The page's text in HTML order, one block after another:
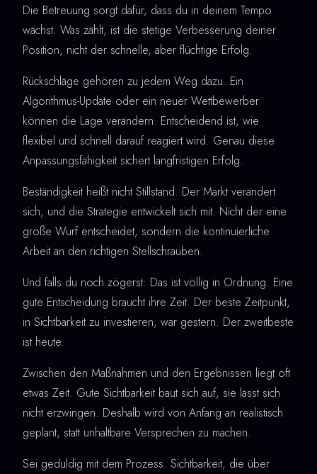
Die Betreuung sorgt dafür, dass du in deinem Tempo
wächst. Was zählt, ist die stetige Verbesserung deiner
Position, nicht der schnelle, aber flüchtige Erfolg.
Rückschläge gehören zu jedem Weg dazu. Ein
Algorithmus-Update oder ein neuer Wettbewerber
können die Lage verändern. Entscheidend ist, wie
flexibel und schnell darauf reagiert wird. Genau diese
Anpassungsfähigkeit sichert langfristigen Erfolg.
Beständigkeit heißt nicht Stillstand. Der Markt verändert
sich, und die Strategie entwickelt sich mit. Nicht der eine
große Wurf entscheidet, sondern die kontinuierliche
Arbeit an den richtigen Stellschrauben.
Und falls du noch zögerst: Das ist völlig in Ordnung. Eine
gute Entscheidung braucht ihre Zeit. Der beste Zeitpunkt,
in Sichtbarkeit zu investieren, war gestern. Der zweitbeste
ist heute.
Zwischen den Maßnahmen und den Ergebnissen liegt oft
etwas Zeit. Gute Sichtbarkeit baut sich auf, sie lässt sich
nicht erzwingen. Deshalb wird von Anfang an realistisch
geplant, statt unhaltbare Versprechen zu machen.
Sei geduldig mit dem Prozess. Sichtbarkeit, die über